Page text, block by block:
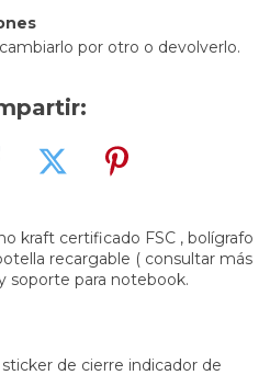
por otro o devolverlo.
kraft certificado FSC , bolígrafo
recargable ( consultar más
soporte para notebook.
de cierre indicador de